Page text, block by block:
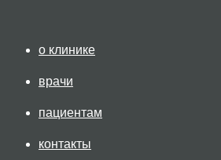
о клинике
врачи
пациентам
контакты